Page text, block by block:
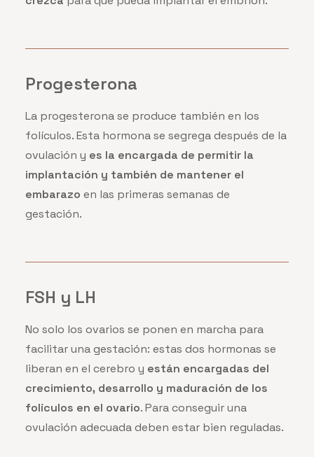
Progesterona
La progesterona se produce también en los
folículos. Esta hormona se segrega después de la
ovulación y es la encargada de permitir la
implantación y también de mantener el
embarazo en las primeras semanas de
gestación.
FSH y LH
No solo los ovarios se ponen en marcha para
facilitar una gestación: estas dos hormonas se
liberan en el cerebro y están encargadas del
crecimiento, desarrollo y maduración de los
folículos en el ovario. Para conseguir una
ovulación adecuada deben estar bien reguladas.